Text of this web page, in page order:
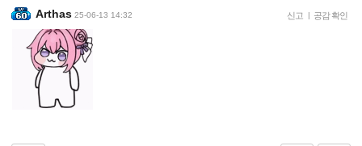
Arthas 25-06-13 14:32 신고 | 공감 확인